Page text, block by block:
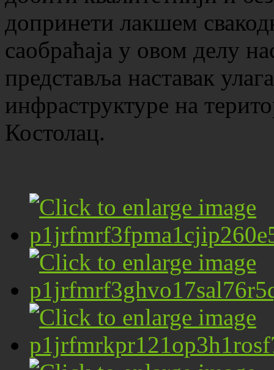
допринети лакшем
саобраћаја у овом делу
представља наставак
инфраструктуре на
Костолац.